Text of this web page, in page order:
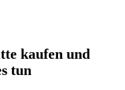
kaufen und
tun